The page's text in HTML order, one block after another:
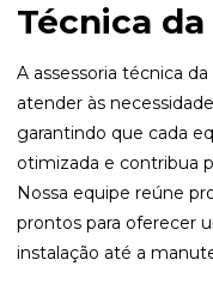
Técnica
A assessoria técnica
atender às
garantindo que cada
otimizada e contribua
Nossa equipe reúne
prontos para oferecer
instalação até a